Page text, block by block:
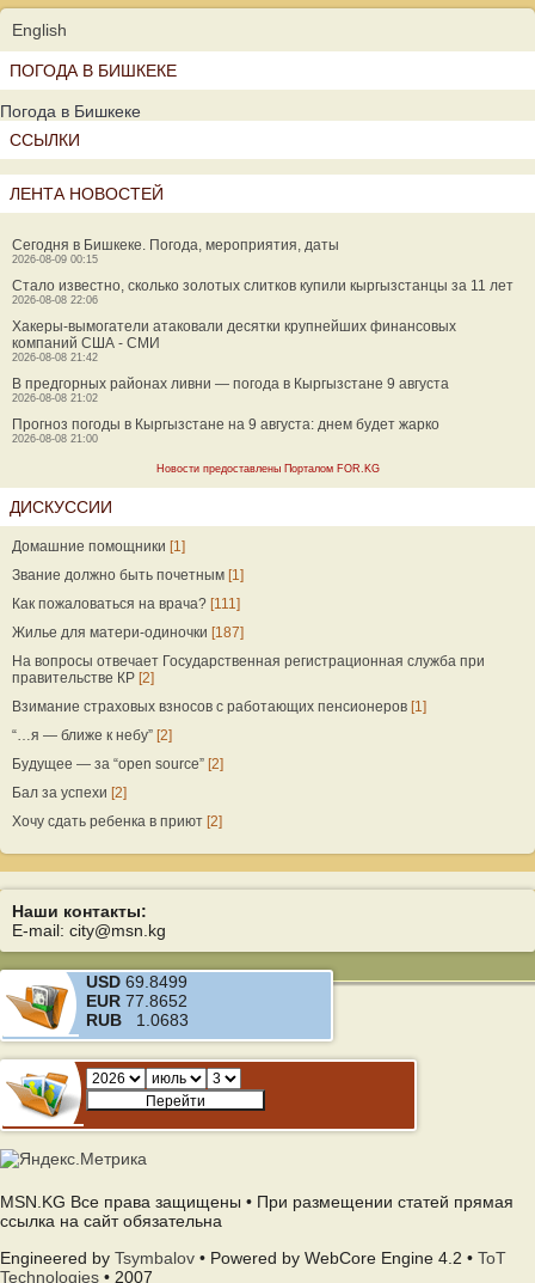
English
ПОГОДА В БИШКЕКЕ
Погода в Бишкеке
ССЫЛКИ
ЛЕНТА НОВОСТЕЙ
Сегодня в Бишкеке. Погода, мероприятия, даты
2026-08-09 00:15
Стало известно, сколько золотых слитков купили кыргызстанцы за 11 лет
2026-08-08 22:06
Хакеры-вымогатели атаковали десятки крупнейших финансовых
компаний США - СМИ
2026-08-08 21:42
В предгорных районах ливни — погода в Кыргызстане 9 августа
2026-08-08 21:02
Прогноз погоды в Кыргызстане на 9 августа: днем будет жарко
2026-08-08 21:00
Новости предоставлены Порталом FOR.KG
ДИСКУССИИ
Домашние помощники [1]
Звание должно быть почетным [1]
Как пожаловаться на врача? [111]
Жилье для матери-одиночки [187]
На вопросы отвечает Государственная регистрационная служба при
правительстве КР [2]
Взимание страховых взносов с работающих пенсионеров [1]
“…я — ближе к небу” [2]
Будущее — за “open source” [2]
Бал за успехи [2]
Хочу сдать ребенка в приют [2]
Наши контакты:
E-mail: city@msn.kg
USD 69.8499
EUR 77.8652
RUB 1.0683
MSN.KG Все права защищены • При размещении статей прямая
ссылка на сайт обязательна
Engineered by Tsymbalov • Powered by WebCore Engine 4.2 • ToT
Technologies • 2007